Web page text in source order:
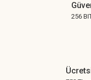
256